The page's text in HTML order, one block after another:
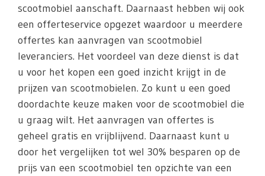
scootmobiel aanschaft. Daarnaast hebben wij ook
een offerteservice opgezet waardoor u meerdere
offertes kan aanvragen van scootmobiel
leveranciers. Het voordeel van deze dienst is dat
u voor het kopen een goed inzicht krijgt in de
prijzen van scootmobielen. Zo kunt u een goed
doordachte keuze maken voor de scootmobiel die
u graag wilt. Het aanvragen van offertes is
geheel gratis en vrijblijvend. Daarnaast kunt u
door het vergelijken tot wel 30% besparen op de
prijs van een scootmobiel ten opzichte van een